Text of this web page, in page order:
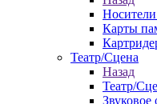
Карты
Театр/Сцена
Назад
Театр/
Звуковое